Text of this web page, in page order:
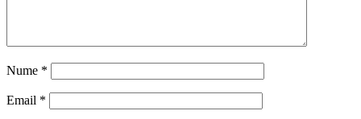
Nume *
Email *